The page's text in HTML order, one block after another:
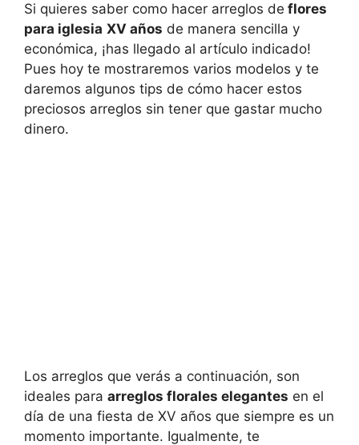
Si quieres saber como hacer arreglos de flores
para iglesia XV años de manera sencilla y
económica, ¡has llegado al artículo indicado!
Pues hoy te mostraremos varios modelos y te
daremos algunos tips de cómo hacer estos
preciosos arreglos sin tener que gastar mucho
dinero.
Los arreglos que verás a continuación, son
ideales para arreglos florales elegantes en el
día de una fiesta de XV años que siempre es un
momento importante. Igualmente, te